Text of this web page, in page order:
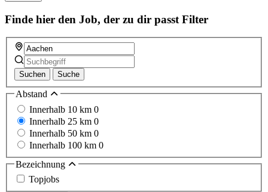
Finde hier den Job, der zu dir passt Filter
Suchen Suche
Abstand
Innerhalb 10 km 0
Innerhalb 25 km 0
Innerhalb 50 km 0
Innerhalb 100 km 0
Bezeichnung
Topjobs